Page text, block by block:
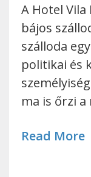
A Hotel
bájos
szálloda
politikai és
ma is őrzi
Read More